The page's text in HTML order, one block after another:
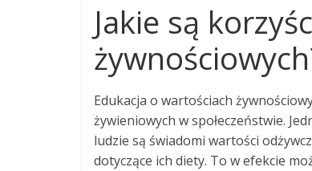
Jakie są
Edukacja o wartościach
żywieniowych w społeczeństwie.
ludzie są świadomi wartości
dotyczące ich diety. To w efekcie